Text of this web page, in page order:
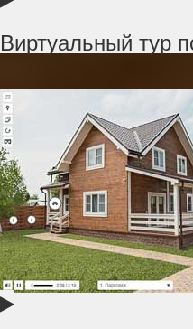
Виртуальный тур